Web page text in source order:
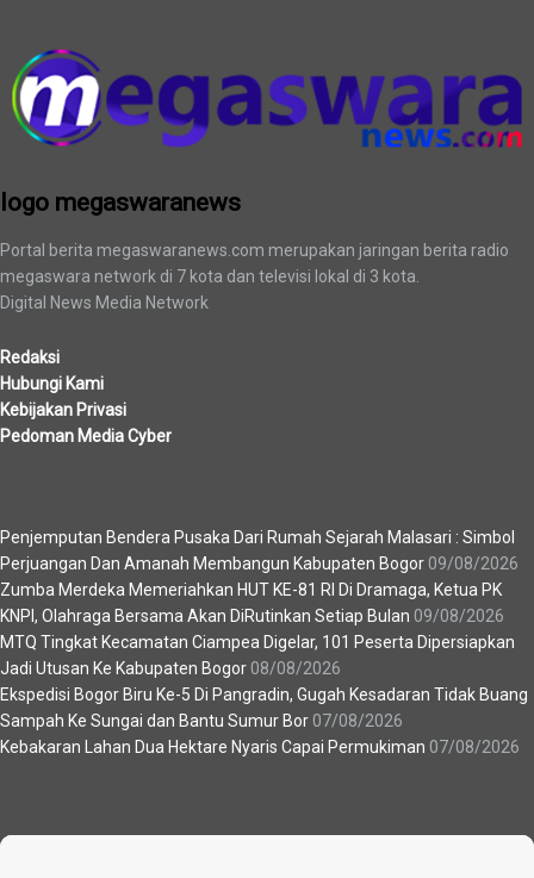
logo megaswaranews
Portal berita megaswaranews.com merupakan jaringan berita radio
megaswara network di 7 kota dan televisi lokal di 3 kota.
Digital News Media Network
Redaksi
Hubungi Kami
Kebijakan Privasi
Pedoman Media Cyber
Penjemputan Bendera Pusaka Dari Rumah Sejarah Malasari : Simbol
Perjuangan Dan Amanah Membangun Kabupaten Bogor 09/08/2026
Zumba Merdeka Memeriahkan HUT KE-81 RI Di Dramaga, Ketua PK
KNPI, Olahraga Bersama Akan DiRutinkan Setiap Bulan 09/08/2026
MTQ Tingkat Kecamatan Ciampea Digelar, 101 Peserta Dipersiapkan
Jadi Utusan Ke Kabupaten Bogor 08/08/2026
Ekspedisi Bogor Biru Ke-5 Di Pangradin, Gugah Kesadaran Tidak Buang
Sampah Ke Sungai dan Bantu Sumur Bor 07/08/2026
Kebakaran Lahan Dua Hektare Nyaris Capai Permukiman 07/08/2026